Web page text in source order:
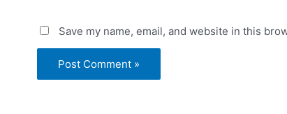
Save my name, email, and website in this